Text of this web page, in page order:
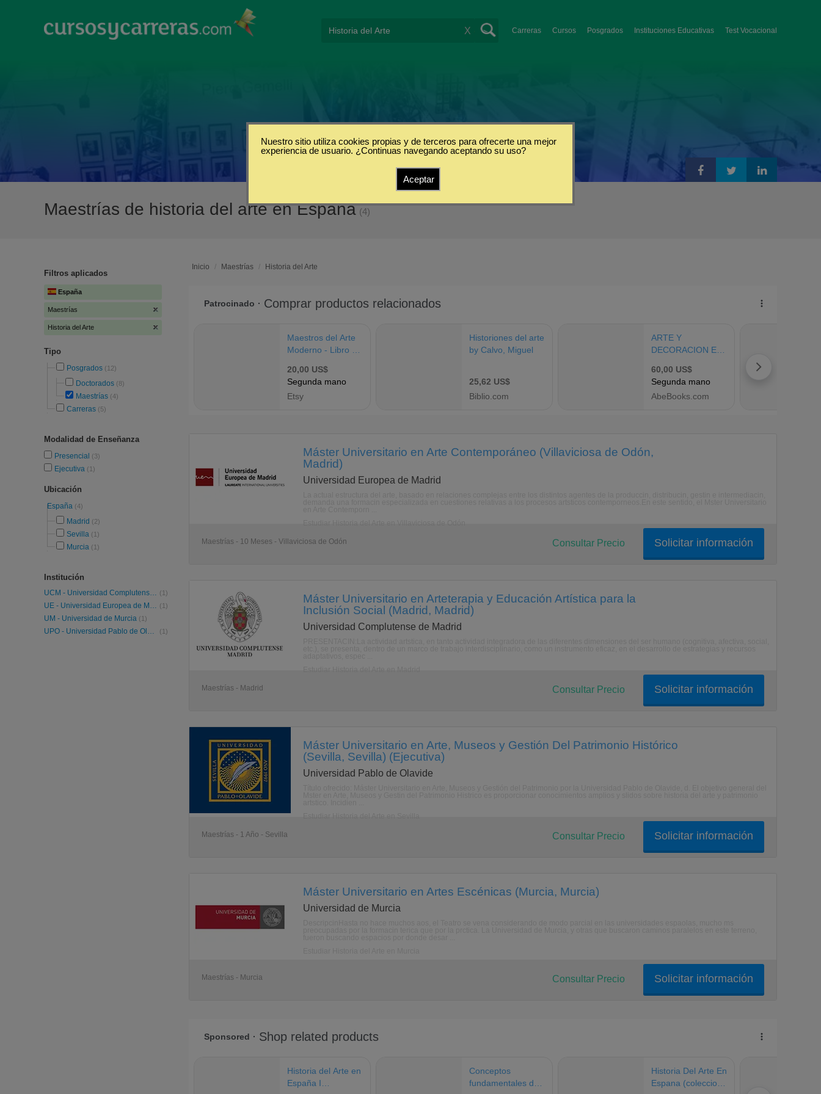
Carreras Cursos Posgrados Instituciones Educativas Test Vocacional
X
Maestrías de historia del arte en España (4)
Filtros aplicados
España
Maestrías
Historia del Arte
Tipo
Posgrados (12)
Doctorados (8)
Maestrías (4)
Carreras (5)
Modalidad de Enseñanza
Presencial (3)
Ejecutiva (1)
Ubicación
España (4)
Madrid (2)
Sevilla (1)
Murcia (1)
Institución
UCM - Universidad Complutense de Madrid (1)
UE - Universidad Europea de Madrid (1)
UM - Universidad de Murcia (1)
UPO - Universidad Pablo de Olavide (1)
Inicio / Maestrías / Historia del Arte
Máster Universitario en Arte Contemporáneo (Villaviciosa de Odón,
Madrid)
Universidad Europea de Madrid
Maestrías - 10 Meses - Villaviciosa de Odón Solicitar información
Consultar Precio
Máster Universitario en Arteterapia y Educación Artística para la
Inclusión Social (Madrid, Madrid)
Universidad Complutense de Madrid
Maestrías - Madrid Solicitar información
Consultar Precio
Máster Universitario en Arte, Museos y Gestión Del Patrimonio Histórico
(Sevilla, Sevilla) (Ejecutiva)
Universidad Pablo de Olavide
Maestrías - 1 Año - Sevilla Solicitar información
Consultar Precio
Máster Universitario en Artes Escénicas (Murcia, Murcia)
Universidad de Murcia
Maestrías - Murcia Solicitar información
Consultar Precio
Nuestro sitio utiliza cookies propias y de terceros para ofrecerte una mejor
experiencia de usuario. ¿Continuas navegando aceptando su uso?
Aceptar